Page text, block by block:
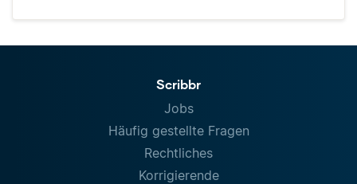
Scribbr
Jobs
Häufig gestellte Fragen
Rechtliches
Korrigierende